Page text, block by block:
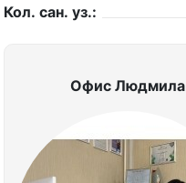
Кол. сан. уз.:
Офис Людмила